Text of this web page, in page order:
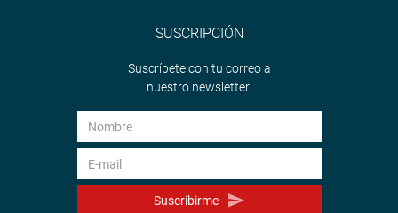
SUSCRIPCIÓN
Suscríbete con tu correo a
nuestro newsletter.
Suscribirme